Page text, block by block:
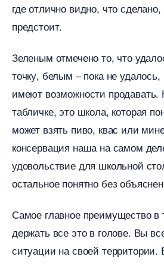
де отлично видно, что
предстоит.
Зеленым отмечено то, что
точку, белым – пока не
имеют возможности
табличке, это школа, которая
может взять пиво, квас или
консервация наша на самом
удовольствие для школьной
остальное понятно без
Самое главное преимущество в
держать все это в голове. Вы
ситуации на своей